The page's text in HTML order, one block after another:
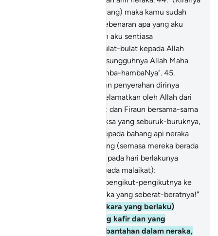
kamu tetap berdegil sekarang) maka kamu sudah
tentu akan mengetahui kebenaran apa yang aku
katakan kepada kamu; dan aku sentiasa
menyerahkan urusanku bulat-bulat kepada Allah
(untuk memeliharaku); sesungguhnya Allah Maha
Melihat akan keadaan hamba-hambaNya". 45.
(Dengan keikhlasannya dan penyerahan dirinya
kepada Allah) maka ia diselamatkan oleh Allah dari
angkara tipu daya mereka; dan Firaun bersama-sama
kaumnya ditimpa azab seksa yang seburuk-buruknya,
Mereka didedahkan kepada bahang api neraka
pada waktu pagi dan petang (semasa mereka berada
dalam alam Barzakh); dan pada hari berlakunya
kiamat (diperintahkan kepada malaikat):
"Masukkanlah Firaun dan pengikut-pengikutnya ke
dalam azab seksa api neraka yang seberat-beratnya!"
Dan (ingatkanlah perkara yang berlaku)
semasa orang-orang yang kafir dan yang
menderhaka berbantah-bantahan dalam neraka,